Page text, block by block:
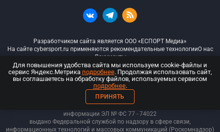
Разработчиком сайта является ООО «ЕСПОРТ Медиа»
На сайте cybersport.ru применяются рекомендательные технологииО нас
Документы
© ООО «Киберспорт.ру» — Все права защищены
18+
ООО «Киберспорт.ру». Свидетельство о регистрации средств массовой
информации ЭЛ № ФС 77 - 74022
выдано Федеральной службой по надзору в сфере связи,
информационных технологий и массовых коммуникаций (Роскомнадзор)
Для повышения удобства сайта мы используем cookie-файлы и
сервис Яндекс.Метрика подробнее. Продолжая использовать сайт,
вы соглашаетесь на обработку файлов, используемых сервисом
подробнее.
ПРИНЯТЬ